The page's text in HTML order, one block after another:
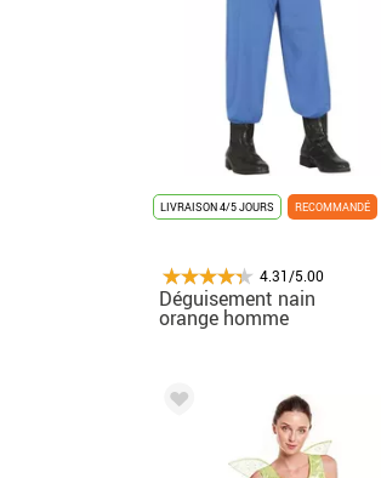
LIVRAISON 4/5 JOURS RECOMMANDÉ
4.31/5.00
Déguisement nain
orange homme